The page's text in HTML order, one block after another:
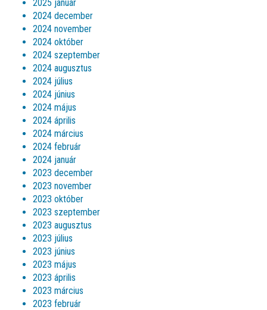
2025 január
2024 december
2024 november
2024 október
2024 szeptember
2024 augusztus
2024 július
2024 június
2024 május
2024 április
2024 március
2024 február
2024 január
2023 december
2023 november
2023 október
2023 szeptember
2023 augusztus
2023 július
2023 június
2023 május
2023 április
2023 március
2023 február